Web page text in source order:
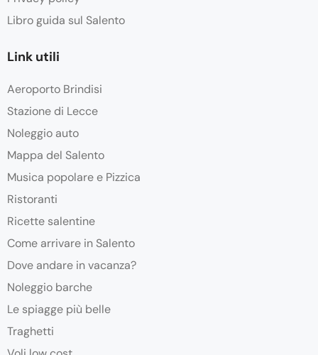
Libro guida sul Salento
Link utili
Aeroporto Brindisi
Stazione di Lecce
Noleggio auto
Mappa del Salento
Musica popolare e Pizzica
Ristoranti
Ricette salentine
Come arrivare in Salento
Dove andare in vacanza?
Noleggio barche
Le spiagge più belle
Traghetti